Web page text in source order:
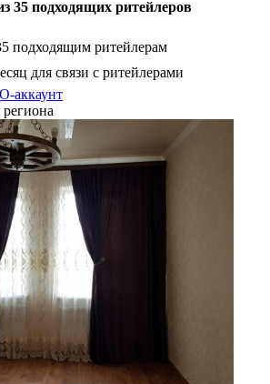
35 подходящих ритейлеров
подходящим ритейлерам
для связи с ритейлерами
аккаунт